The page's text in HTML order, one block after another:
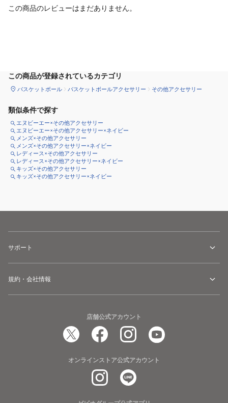
この商品のレビューはまだありません。
この商品が登録されているカテゴリ
バスケットボール バスケットボールアクセサリー その他アクセサリー
類似条件で探す
エヌビーエー×その他アクセサリー
エヌビーエー×その他アクセサリー×ネイビー
メンズ×その他アクセサリー
メンズ×その他アクセサリー×ネイビー
レディース×その他アクセサリー
レディース×その他アクセサリー×ネイビー
キッズ×その他アクセサリー
キッズ×その他アクセサリー×ネイビー
サポート
規約・会社情報
店舗公式アカウント
オンラインストア公式アカウント